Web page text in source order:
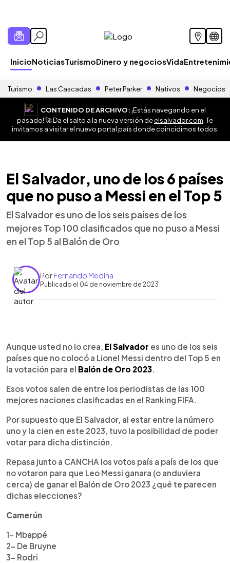
InicioNoticiasTurismoDinero y negociosVida
Turismo Las Cascadas Peter Parker Nativos Negocios
CONTENIDO DE ARCHIVO:¡Estás navegando en el
pasado! 🚀 Da el salto a la nueva versión deelsalvador.com . Te
invitamos a visitar el nuevo portal país donde coincidimos todos.
El Salvador, uno de los 6 países
que no puso a Messi en el Top 5
El Salvador es uno de los seis países de los
mejores Top 100 clasificados que no puso a Messi
en el Top 5 al Balón de Oro
PorFernando Medina
Publicado el 04 de noviembre de 2023
Escuchar artículo
Aunque usted no lo crea, El Salvador es uno de los seis
países que no colocó a Lionel Messi dentro del Top 5 en
la votación para el Balón de Oro 2023.
Esos votos salen de entre los periodistas de las 100
mejores naciones clasificadas en el Ranking FIFA.
Por supuesto que El Salvador, al estar entre la número
uno y la cien en este 2023, tuvo la posibilidad de poder
votar para dicha distinción.
Repasa junto a CANCHA los votos país a país de los que
no votaron para que Leo Messi ganara (o anduviera
cerca) de ganar el Balón de Oro 2023 ¿qué te parecen
dichas elecciones?
Camerún
1- Mbappé
2- De Bruyne
3- Rodri